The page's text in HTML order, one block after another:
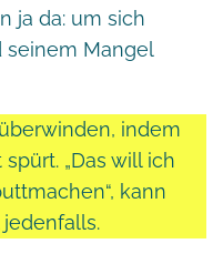
ja da: um sich
Mangel
indem
„Das will ich
kann